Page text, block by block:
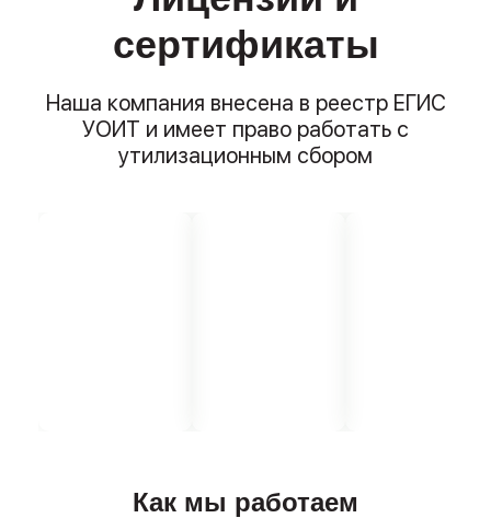
сертификаты
Наша компания внесена в реестр ЕГИС
УОИТ и имеет право работать с
утилизационным сбором
Как мы работаем